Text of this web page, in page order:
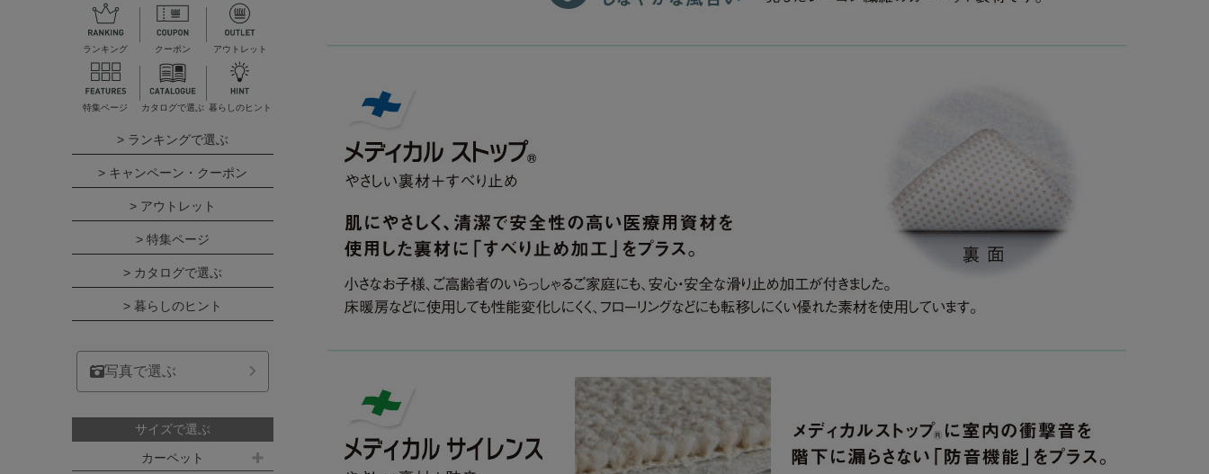
ランキング クーポン アウトレット
特集ページ カタログで選ぶ 暮らしのヒント
> ランキングで選ぶ
> キャンペーン・クーポン
> アウトレット
> 特集ページ
> カタログで選ぶ
> 暮らしのヒント
写真で選ぶ
サイズで選ぶ
カーペット